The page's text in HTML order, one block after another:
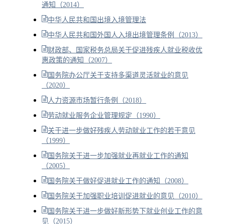
通知（2014）
中华人民共和国出境入境管理法
中华人民共和国外国人入境出境管理条例（2013）
财政部、国家税务总局关于促进残疾人就业税收优
惠政策的通知（2007）
国务院办公厅关于支持多渠道灵活就业的意见
（2020）
人力资源市场暂行条例（2018）
劳动就业服务企业管理规定（1990）
关于进一步做好残疾人劳动就业工作的若干意见
（1999）
国务院关于进一步加强就业再就业工作的通知
（2005）
国务院关于做好促进就业工作的通知（2008）
国务院关于加强职业培训促进就业的意见（2010）
国务院关于进一步做好新形势下就业创业工作的意
见（2015）